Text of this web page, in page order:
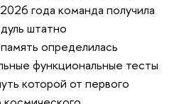
года команда получила
штатно
определилась
функциональные тесты
которой от первого